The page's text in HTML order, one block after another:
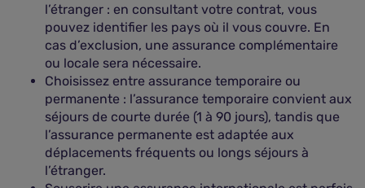
l’étranger : en consultant votre contrat, vous
pouvez identifier les pays où il vous couvre. En
cas d’exclusion, une assurance complémentaire
ou locale sera nécessaire.
Choisissez entre assurance temporaire ou
permanente : l’assurance temporaire convient aux
séjours de courte durée (1 à 90 jours), tandis que
l’assurance permanente est adaptée aux
déplacements fréquents ou longs séjours à
l’étranger.